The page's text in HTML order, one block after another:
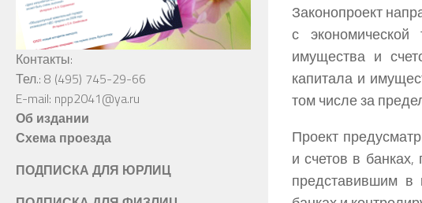
Законопроект
с экономической
имущества и
капитала и
том числе за
Проект
и счетов в
представившим в
Контакты:
Тел.: 8 (495) 745-29-66
E-mail: npp2041@ya.ru
Об издании
Схема проезда
ПОДПИСКА ДЛЯ ЮРЛИЦ